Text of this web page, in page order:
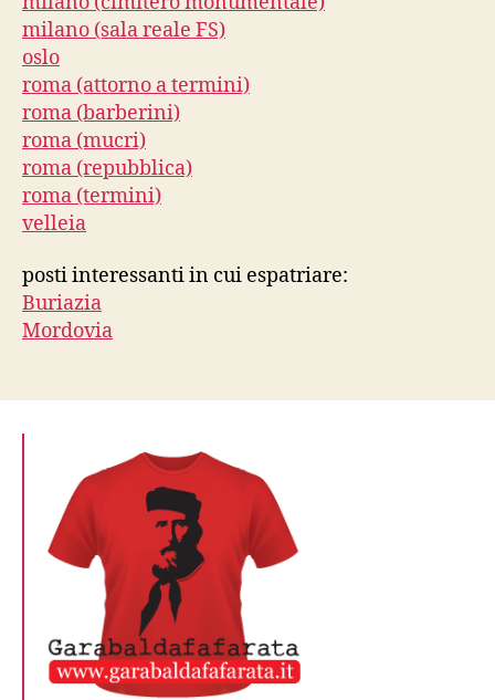
milano (sala reale FS)
oslo
roma (attorno a termini)
roma (barberini)
roma (mucri)
roma (repubblica)
roma (termini)
velleia
posti interessanti in cui espatriare:
Buriazia
Mordovia